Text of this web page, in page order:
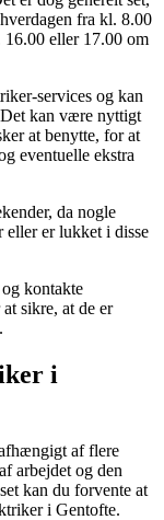
fra kl. 8.00
eller 17.00 om
services og kan
kan være nyttigt
at benytte, for at
eventuelle ekstra
da nogle
eller er lukket i disse
kontakte
sikre, at de er
i
af flere
arbejdet og den
kan du forvente at
i Gentofte.